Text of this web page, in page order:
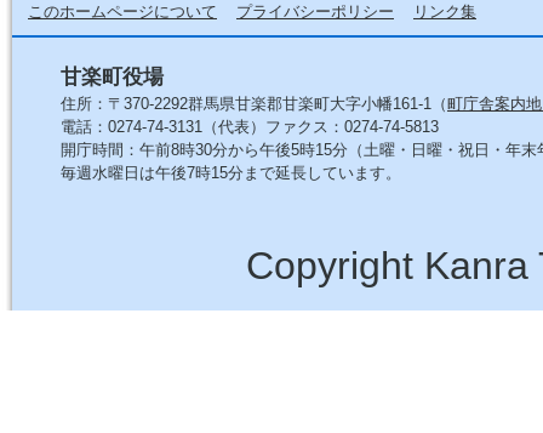
このホームページについて プライバシーポリシー リンク集
甘楽町役場
住所：〒370-2292群馬県甘楽郡甘楽町大字小幡161-1（町庁舎案内
電話：0274-74-3131（代表）ファクス：0274-74-5813
開庁時間：午前8時30分から午後5時15分（土曜・日曜・祝日・年末
毎週水曜日は午後7時15分まで延長しています。
Copyright Kanra